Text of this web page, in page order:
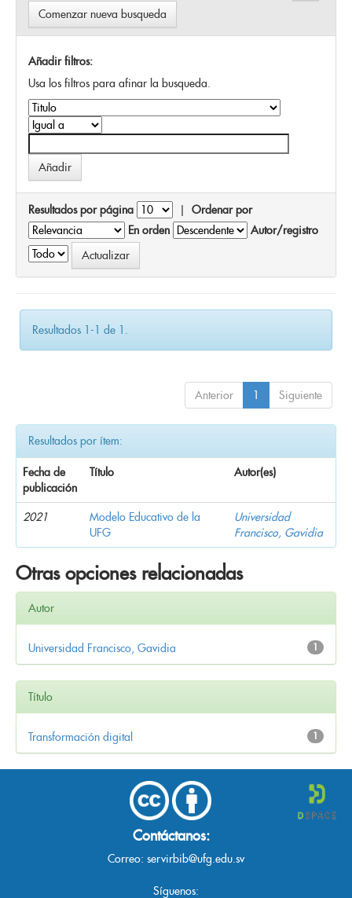
Comenzar nueva busqueda
Añadir filtros:
Usa los filtros para afinar la busqueda.
Resultados por página | Ordenar por
En orden
Autor/registro
Resultados 1-1 de 1.
Anterior 1 Siguiente
Resultados por ítem:
Fecha de
publicación
Título Autor(es)
2021
Modelo Educativo de la
UFG
Universidad
Francisco, Gavidia
Otras opciones relacionadas
Autor
1
Universidad Francisco, Gavidia
Título
1
Transformación digital
Contáctanos:
Correo: servirbib@ufg.edu.sv
Síguenos: